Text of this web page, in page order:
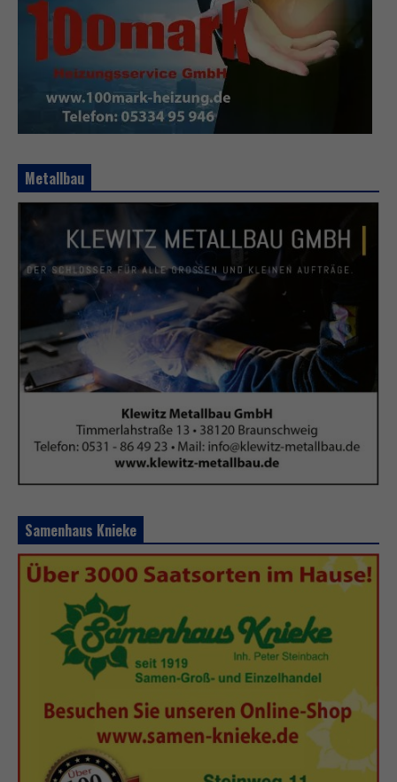
Metallbau
Samenhaus Knieke